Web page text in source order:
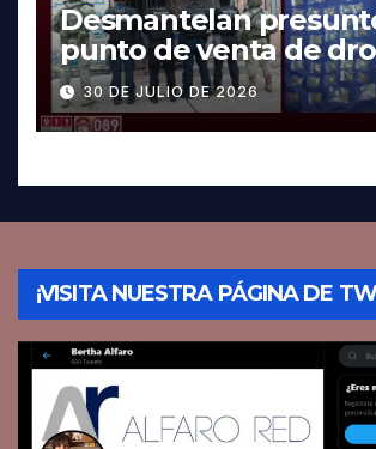
Desmantelan
punto de venta de
Pachuca; hay dos
30 DE JULIO DE 2026
¡VISITA NUESTRA PÁGINA DE